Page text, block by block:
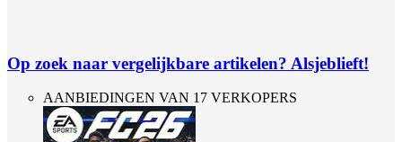
Op zoek naar vergelijkbare artikelen? Alsjeblieft!
AANBIEDINGEN VAN 17 VERKOPERS